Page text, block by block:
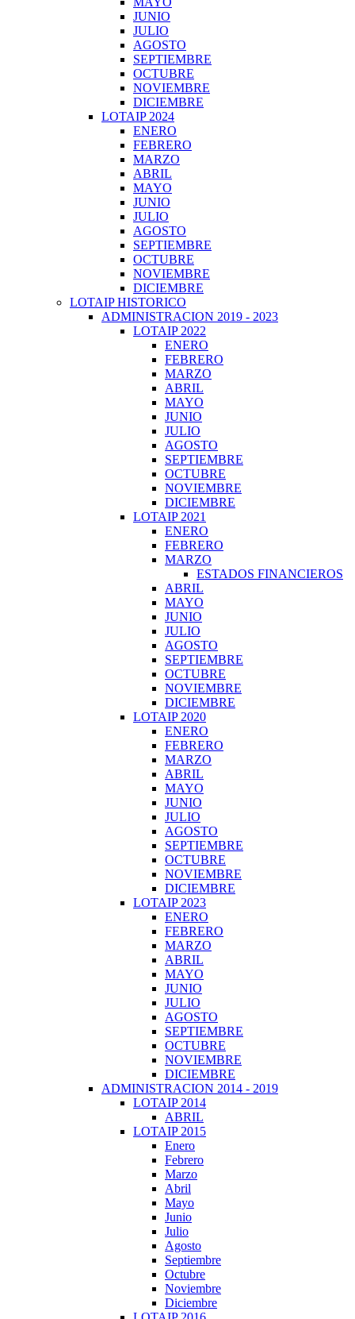
JUNIO
JULIO
AGOSTO
SEPTIEMBRE
OCTUBRE
NOVIEMBRE
DICIEMBRE
LOTAIP 2024
ENERO
FEBRERO
MARZO
ABRIL
MAYO
JUNIO
JULIO
AGOSTO
SEPTIEMBRE
OCTUBRE
NOVIEMBRE
DICIEMBRE
LOTAIP HISTORICO
ADMINISTRACION 2019 - 2023
LOTAIP 2022
ENERO
FEBRERO
MARZO
ABRIL
MAYO
JUNIO
JULIO
AGOSTO
SEPTIEMBRE
OCTUBRE
NOVIEMBRE
DICIEMBRE
LOTAIP 2021
ENERO
FEBRERO
MARZO
ESTADOS FINANCIEROS
ABRIL
MAYO
JUNIO
JULIO
AGOSTO
SEPTIEMBRE
OCTUBRE
NOVIEMBRE
DICIEMBRE
LOTAIP 2020
ENERO
FEBRERO
MARZO
ABRIL
MAYO
JUNIO
JULIO
AGOSTO
SEPTIEMBRE
OCTUBRE
NOVIEMBRE
DICIEMBRE
LOTAIP 2023
ENERO
FEBRERO
MARZO
ABRIL
MAYO
JUNIO
JULIO
AGOSTO
SEPTIEMBRE
OCTUBRE
NOVIEMBRE
DICIEMBRE
ADMINISTRACION 2014 - 2019
LOTAIP 2014
ABRIL
LOTAIP 2015
Enero
Febrero
Marzo
Abril
Mayo
Junio
Julio
Agosto
Septiembre
Octubre
Noviembre
Diciembre